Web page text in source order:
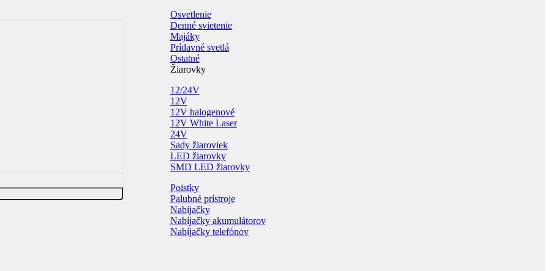
Osvetlenie
Denné svietenie
Majáky
Prídavné svetlá
Ostatné
Žiarovky
12/24V
12V
12V halogenové
12V White Laser
24V
Sady žiaroviek
LED žiarovky
SMD LED žiarovky
Poistky
Palubné prístroje
Nabíjačky
Nabíjačky akumulátorov
Nabíjačky telefónov